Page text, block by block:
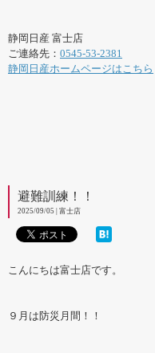
静岡日産 富士店
ご連絡先： 0545-53-2381
静岡日産ホームページはこちら
避難訓練！！
2025/09/05 | 富士店
こんにちは富士店です。
９月は防災月間！！